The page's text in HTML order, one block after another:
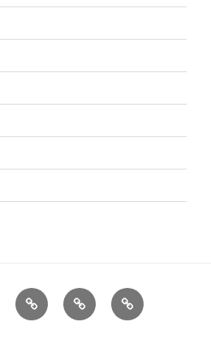
Opinie Kontakt Chce
dołączyć!